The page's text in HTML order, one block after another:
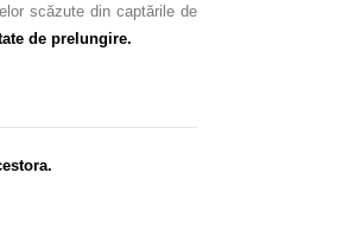
scăzute din captările de
de prelungire.